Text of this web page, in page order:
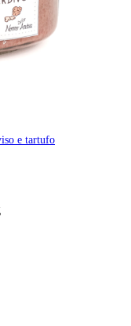
e tartufo